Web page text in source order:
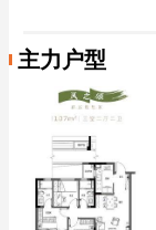
主力户型